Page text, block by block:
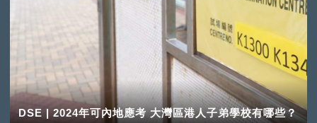
DSE | 2024年可內地應考 大灣區港人子弟學校有哪些？